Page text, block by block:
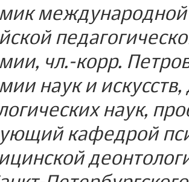
международной
чл.-корр.
наук и искусств,
наук,
кафедрой